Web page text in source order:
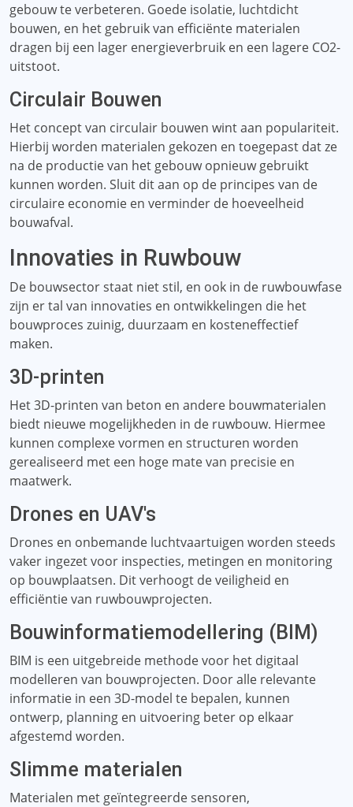
gebouw te verbeteren. Goede isolatie, luchtdicht
bouwen, en het gebruik van efficiënte materialen
dragen bij een lager energieverbruik en een lagere CO2-
uitstoot.
Circulair Bouwen
Het concept van circulair bouwen wint aan populariteit.
Hierbij worden materialen gekozen en toegepast dat ze
na de productie van het gebouw opnieuw gebruikt
kunnen worden. Sluit dit aan op de principes van de
circulaire economie en verminder de hoeveelheid
bouwafval.
Innovaties in Ruwbouw
De bouwsector staat niet stil, en ook in de ruwbouwfase
zijn er tal van innovaties en ontwikkelingen die het
bouwproces zuinig, duurzaam en kosteneffectief
maken.
3D-printen
Het 3D-printen van beton en andere bouwmaterialen
biedt nieuwe mogelijkheden in de ruwbouw. Hiermee
kunnen complexe vormen en structuren worden
gerealiseerd met een hoge mate van precisie en
maatwerk.
Drones en UAV's
Drones en onbemande luchtvaartuigen worden steeds
vaker ingezet voor inspecties, metingen en monitoring
op bouwplaatsen. Dit verhoogt de veiligheid en
efficiëntie van ruwbouwprojecten.
Bouwinformatiemodellering (BIM)
BIM is een uitgebreide methode voor het digitaal
modelleren van bouwprojecten. Door alle relevante
informatie in een 3D-model te bepalen, kunnen
ontwerp, planning en uitvoering beter op elkaar
afgestemd worden.
Slimme materialen
Materialen met geïntegreerde sensoren,